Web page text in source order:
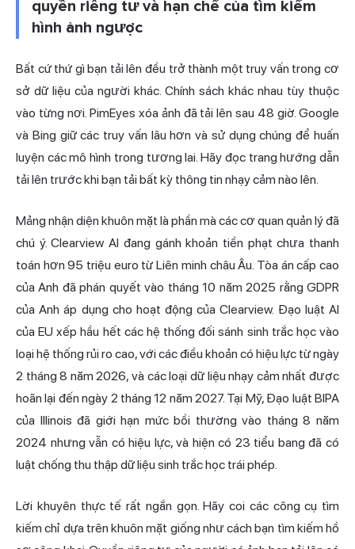
quyền riêng tư và hạn chế của tìm kiếm
hình ảnh ngược
Bất cứ thứ gì bạn tải lên đều trở thành một truy vấn trong cơ
sở dữ liệu của người khác. Chính sách khác nhau tùy thuộc
vào từng nơi. PimEyes xóa ảnh đã tải lên sau 48 giờ. Google
và Bing giữ các truy vấn lâu hơn và sử dụng chúng để huấn
luyện các mô hình trong tương lai. Hãy đọc trang hướng dẫn
tải lên trước khi bạn tải bất kỳ thông tin nhạy cảm nào lên.
Mảng nhận diện khuôn mặt là phần mà các cơ quan quản lý đã
chú ý. Clearview AI đang gánh khoản tiền phạt chưa thanh
toán hơn 95 triệu euro từ Liên minh châu Âu. Tòa án cấp cao
của Anh đã phán quyết vào tháng 10 năm 2025 rằng GDPR
của Anh áp dụng cho hoạt động của Clearview. Đạo luật AI
của EU xếp hầu hết các hệ thống đối sánh sinh trắc học vào
loại hệ thống rủi ro cao, với các điều khoản có hiệu lực từ ngày
2 tháng 8 năm 2026, và các loại dữ liệu nhạy cảm nhất được
hoãn lại đến ngày 2 tháng 12 năm 2027. Tại Mỹ, Đạo luật BIPA
của Illinois đã giới hạn mức bồi thường vào tháng 8 năm
2024 nhưng vẫn có hiệu lực, và hiện có 23 tiểu bang đã có
luật chống thu thập dữ liệu sinh trắc học trái phép.
Lời khuyên thực tế rất ngắn gọn. Hãy coi các công cụ tìm
kiếm chỉ dựa trên khuôn mặt giống như cách bạn tìm kiếm hồ